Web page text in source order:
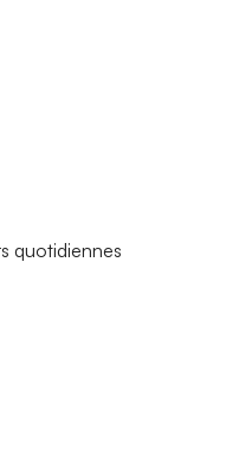
quotidiennes